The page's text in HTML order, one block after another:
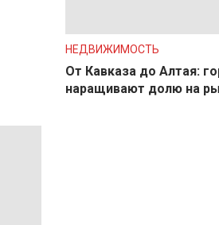
НЕДВИЖИМОСТЬ
От Кавказа до Алтая:
наращивают долю на